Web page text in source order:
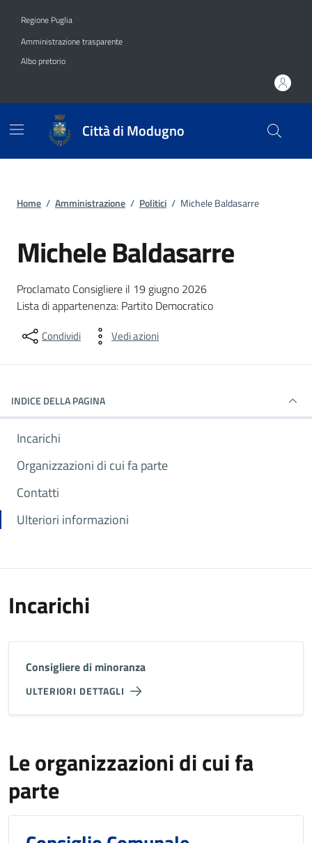
Regione Puglia
Amministrazione trasparente
Albo pretorio
Città di Modugno
Home / Amministrazione / Politici / Michele Baldasarre
Michele Baldasarre
Proclamato Consigliere il 19 giugno 2026
Lista di appartenenza: Partito Democratico
Condividi Vedi azioni
INDICE DELLA PAGINA
Incarichi
Organizzazioni di cui fa parte
Contatti
Ulteriori informazioni
Incarichi
Consigliere di minoranza
ULTERIORI DETTAGLI
Le organizzazioni di cui fa
parte